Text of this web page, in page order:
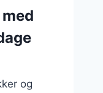
og